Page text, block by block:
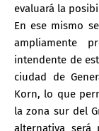
evaluará la
En ese mismo
ampliamente
intendente de
ciudad de
Korn, lo que
la zona sur del
alternativa